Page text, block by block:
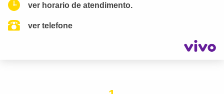
ver horario de atendimento.
ver telefone